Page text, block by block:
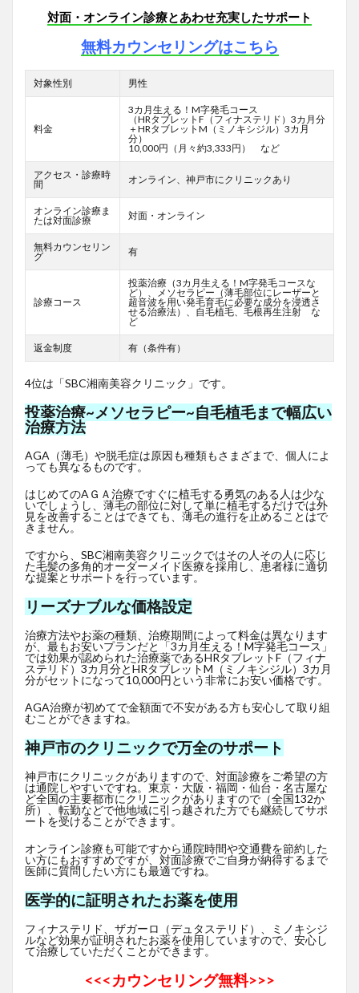
対面・オンライン診療とあわせ充実したサポート
無料カウンセリングはこちら
対象性別 男性
料金
3カ月生える！M字発毛コース
（HRタブレットF （フィナステリド）3カ月分
＋HRタブレットM（ミノキシジル）3カ月
分）
10,000円（月々約3,333円） など
アクセス・診療時
間
オンライン、神戸市にクリニックあり
オンライン診療ま
たは対面診療
対面・オンライン
無料カウンセリン
グ
有
診療コース
投薬治療（3カ月生える！M字発毛コースな
ど）、メソセラピー（薄毛部位にレーザーと
超音波を用い発毛育毛に必要な成分を浸透さ
せる治療法）、自毛植毛、毛根再生注射 な
ど
返金制度 有（条件有）
4位は「SBC湘南美容クリニック」です。
投薬治療~メソセラピー~自毛植毛まで幅広い
治療方法
AGA（薄毛）や脱毛症は原因も種類もさまざまで、個人によ
っても異なるものです。
はじめてのAＧＡ治療ですぐに植毛する勇気のある人は少な
いでしょうし、薄毛の部位に対して単に植毛するだけでは外
見を改善することはできても、薄毛の進行を止めることはで
きません。
ですから、SBC湘南美容クリニックではその人その人に応じ
た毛髪の多角的オーダーメイド医療を採用し、患者様に適切
な提案とサポートを行っています。
リーズナブルな価格設定
治療方法やお薬の種類、治療期間によって料金は異なります
が、最もお安いプランだと「3カ月生える！M字発毛コース」
では効果が認められた治療薬であるHRタブレットF （フィナ
ステリド）3カ月分とHRタブレットM（ミノキシジル）3カ月
分がセットになって10,000円という非常にお安い価格です。
AGA治療が初めてで金額面で不安がある方も安心して取り組
むことができますね。
神戸市のクリニックで万全のサポート
神戸市にクリニックがありますので、対面診療をご希望の方
は通院しやすいですね。東京・大阪・福岡・仙台・名古屋な
ど全国の主要都市にクリニックがありますので（全国132か
所）、転勤などで他地域に引っ越された方でも継続してサポ
ートを受けることができます。
オンライン診療も可能ですから通院時間や交通費を節約した
い方にもおすすめですが、対面診療でご自身が納得するまで
医師に質問したい方にも最適ですね。
医学的に証明されたお薬を使用
フィナステリド、ザガーロ（デュタステリド）、ミノキシジ
ルなど効果が証明されたお薬を使用していますので、安心し
て治療していただくことができます。
<<<カウンセリング無料>>>